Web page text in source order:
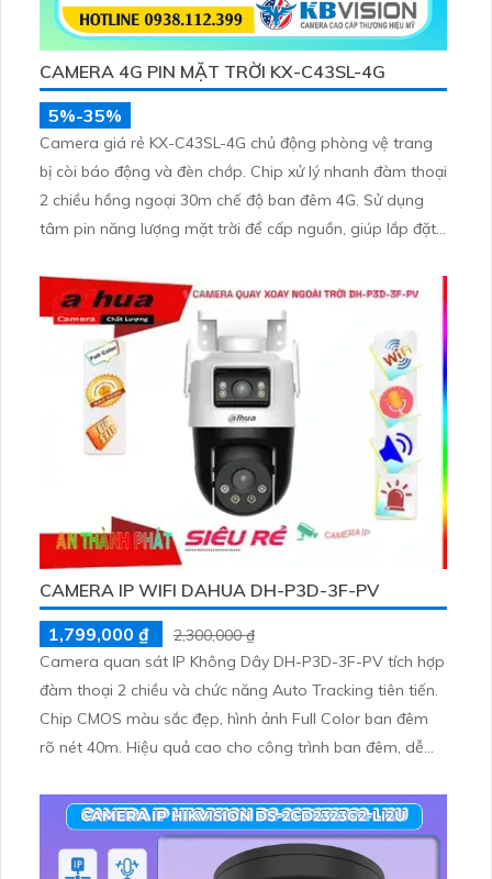
CAMERA 4G PIN MẶT TRỜI KX-C43SL-4G
5%-35%
Camera giá rẻ KX-C43SL-4G chủ động phòng vệ trang
bị còi báo động và đèn chớp. Chip xử lý nhanh đàm thoại
2 chiều hồng ngoại 30m chế độ ban đêm 4G. Sử dụng
tâm pin năng lượng mặt trời để cấp nguồn, giúp lắp đặt
CAMERA IP WIFI DAHUA DH-P3D-3F-PV
1,799,000 ₫
2,300,000 ₫
Camera quan sát IP Không Dây DH-P3D-3F-PV tích hợp
đàm thoại 2 chiều và chức năng Auto Tracking tiên tiến.
Chip CMOS màu sắc đẹp, hình ảnh Full Color ban đêm
rõ nét 40m. Hiệu quả cao cho công trình ban đêm, dễ